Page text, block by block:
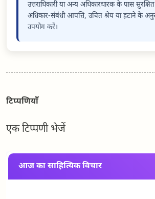
उत्तराधिकारी या अन्य अधिकारधारक के पास
अधिकार-संबंधी आपत्ति, उचित श्रेय या हटाने के
उपयोग करें।
टिप्पणियाँ
एक टिप्पणी भेजें
आज का साहित्यिक विचार